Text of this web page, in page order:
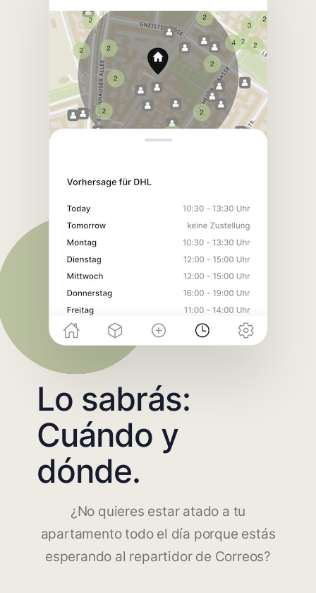
Lo sabrás:
Cuándo y
dónde.
¿No quieres estar atado a tu
apartamento todo el día porque estás
esperando al repartidor de Correos?